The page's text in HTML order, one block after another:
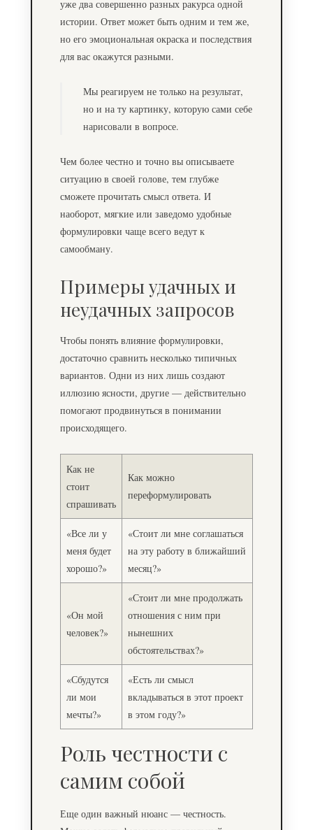
уже два совершенно разных ракурса одной
истории. Ответ может быть одним и тем же,
но его эмоциональная окраска и последствия
для вас окажутся разными.
Мы реагируем не только на результат,
но и на ту картинку, которую сами себе
нарисовали в вопросе.
Чем более честно и точно вы описываете
ситуацию в своей голове, тем глубже
сможете прочитать смысл ответа. И
наоборот, мягкие или заведомо удобные
формулировки чаще всего ведут к
самообману.
Примеры удачных и
неудачных запросов
Чтобы понять влияние формулировки,
достаточно сравнить несколько типичных
вариантов. Одни из них лишь создают
иллюзию ясности, другие — действительно
помогают продвинуться в понимании
происходящего.
Как не
стоит
спрашивать
Как можно
переформулировать
«Все ли у
меня будет
хорошо?»
«Стоит ли мне соглашаться
на эту работу в ближайший
месяц?»
«Он мой
человек?»
«Стоит ли мне продолжать
отношения с ним при
нынешних
обстоятельствах?»
«Сбудутся
ли мои
мечты?»
«Есть ли смысл
вкладываться в этот проект
в этом году?»
Роль честности с
самим собой
Еще один важный нюанс — честность.